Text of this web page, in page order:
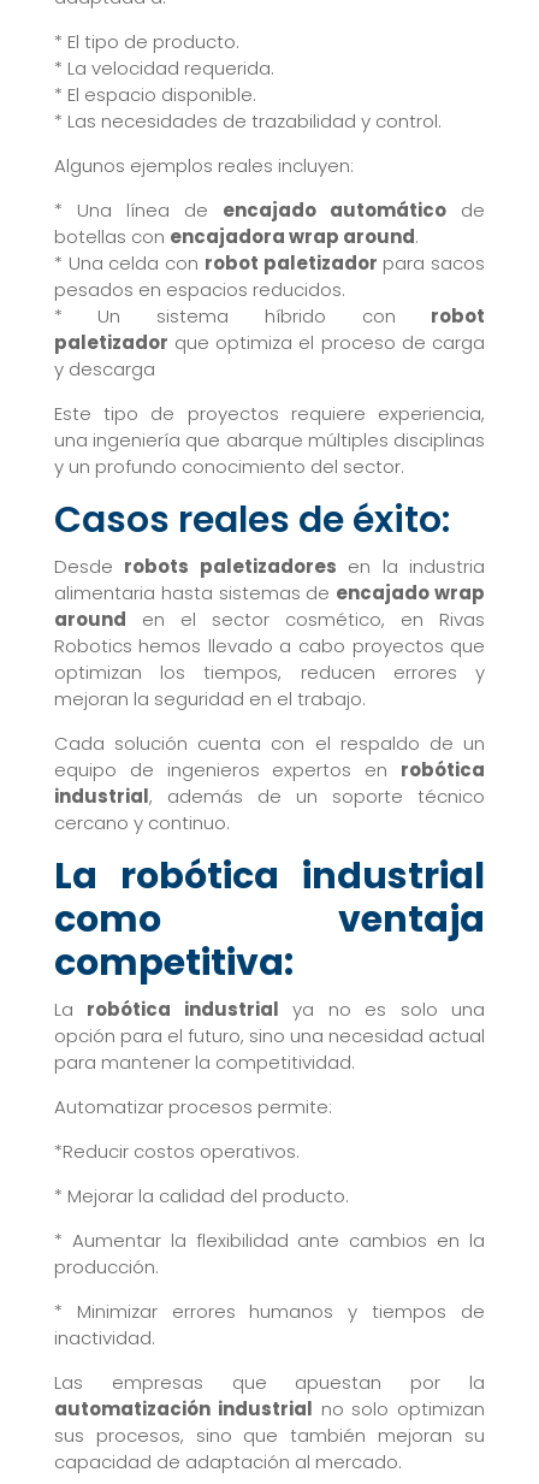
* El tipo de producto.
* La velocidad requerida.
* El espacio disponible.
* Las necesidades de trazabilidad y control.
Algunos ejemplos reales incluyen:
* Una línea de encajado automático de
botellas con encajadora wrap around.
* Una celda con robot paletizador para sacos
pesados en espacios reducidos.
* Un sistema híbrido con robot
paletizador que optimiza el proceso de carga
y descarga
Este tipo de proyectos requiere experiencia,
una ingeniería que abarque múltiples disciplinas
y un profundo conocimiento del sector.
Casos reales de éxito:
Desde robots paletizadores en la industria
alimentaria hasta sistemas de encajado wrap
around en el sector cosmético, en Rivas
Robotics hemos llevado a cabo proyectos que
optimizan los tiempos, reducen errores y
mejoran la seguridad en el trabajo.
Cada solución cuenta con el respaldo de un
equipo de ingenieros expertos en robótica
industrial, además de un soporte técnico
cercano y continuo.
La robótica industrial
como ventaja
competitiva:
La robótica industrial ya no es solo una
opción para el futuro, sino una necesidad actual
para mantener la competitividad.
Automatizar procesos permite:
*Reducir costos operativos.
* Mejorar la calidad del producto.
* Aumentar la flexibilidad ante cambios en la
producción.
* Minimizar errores humanos y tiempos de
inactividad.
Las empresas que apuestan por la
automatización industrial no solo optimizan
sus procesos, sino que también mejoran su
capacidad de adaptación al mercado.